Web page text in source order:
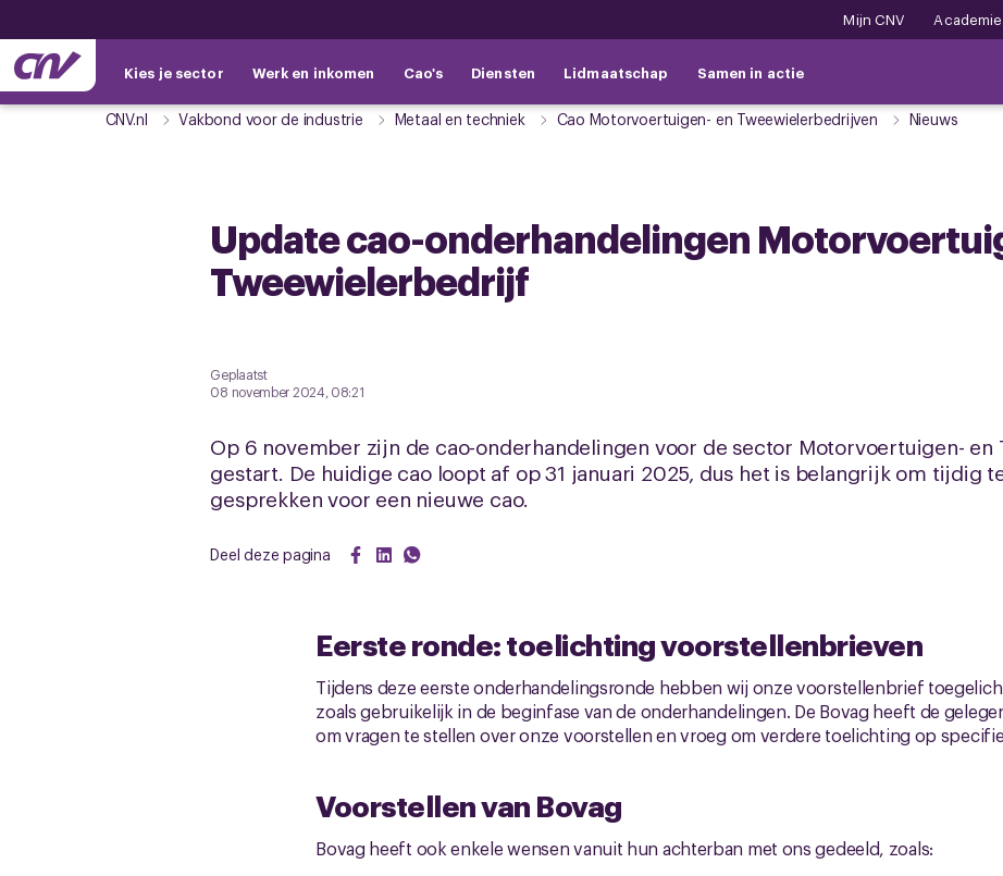
Mijn CNV Academie
Kies je sector Werk en inkomen Cao's Diensten Lidmaatschap Samen in actie
CNV.nl Vakbond voor de industrie Metaal en techniek Cao Motorvoertuigen- en Tweewielerbedrijven Nieuws
Update cao-onderhandelingen
Tweewielerbedrijf
Geplaatst
08 november 2024, 08:21
Op 6 november zijn de cao-onderhandelingen voor de sector Motorvoertuigen-
gestart. De huidige cao loopt af op 31 januari 2025, dus het is belangrijk om tijdig
gesprekken voor een nieuwe cao.
Deel deze pagina
Eerste ronde: toelichting voorstellenbrieven
Tijdens deze eerste onderhandelingsronde hebben wij onze voorstellenbrief
zoals gebruikelijk in de beginfase van de onderhandelingen. De Bovag heeft de
om vragen te stellen over onze voorstellen en vroeg om verdere toelichting op
Voorstellen van Bovag
Bovag heeft ook enkele wensen vanuit hun achterban met ons gedeeld, zoals: